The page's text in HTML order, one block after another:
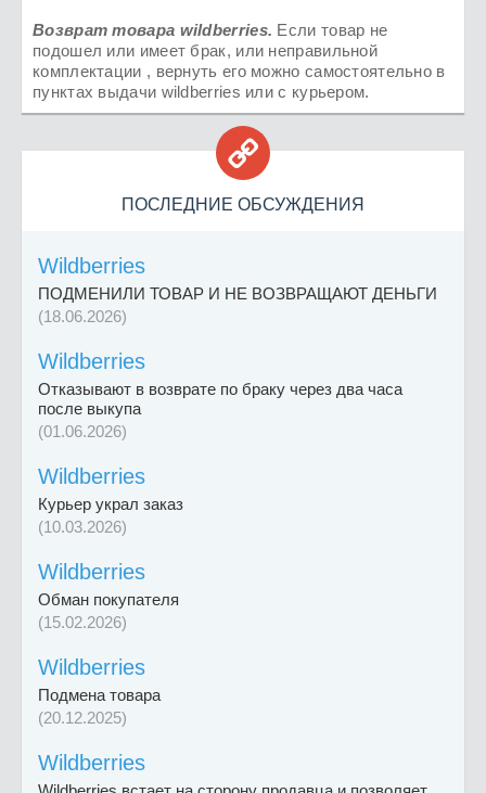
Возврат товара wildberries. Если товар не
подошел или имеет брак, или неправильной
комплектации , вернуть его можно самостоятельно в
пунктах выдачи wildberries или с курьером.

ПОСЛЕДНИЕ ОБСУЖДЕНИЯ
Wildberries
ПОДМЕНИЛИ ТОВАР И НЕ ВОЗВРАЩАЮТ ДЕНЬГИ
(18.06.2026)
Wildberries
Отказывают в возврате по браку через два часа
после выкупа
(01.06.2026)
Wildberries
Курьер украл заказ
(10.03.2026)
Wildberries
Обман покупателя
(15.02.2026)
Wildberries
Подмена товара
(20.12.2025)
Wildberries